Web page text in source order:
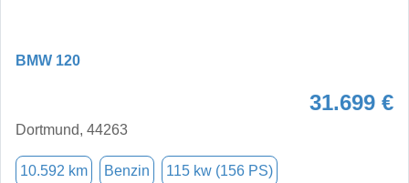
BMW 120
31.699 €
Dortmund, 44263
10.592 km Benzin 115 kw (156 PS)